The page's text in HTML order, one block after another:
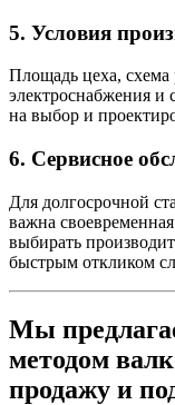
5. Условия
Площадь цеха, схема
электроснабжения и
на выбор и
6. Сервисное
Для долгосрочной
важна
выбирать
быстрым откликом
Мы
методом
продажу и